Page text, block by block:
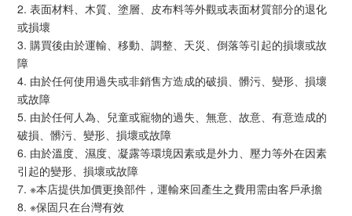
2. 表面材料、木質、塗層、皮布料等外觀或表面材質部分的退化
或損壞
3. 購買後由於運輸、移動、調整、天災、倒落等引起的損壞或故
障
4. 由於任何使用過失或非銷售方造成的破損、髒污、變形、損壞
或故障
5. 由於任何人為、兒童或寵物的過失、無意、故意、有意造成的
破損、髒污、變形、損壞或故障
6. 由於溫度、濕度、凝露等環境因素或是外力、壓力等外在因素
引起的變形、損壞或故障
7. ※本店提供加價更換部件，運輸來回產生之費用需由客戶承擔
8. ※保固只在台灣有效